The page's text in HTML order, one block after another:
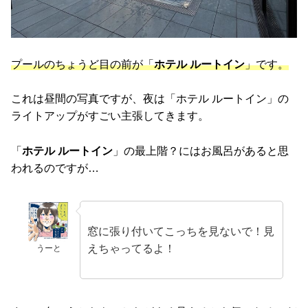
プールのちょうど目の前が「ホテル ルートイン」です。
これは昼間の写真ですが、夜は「ホテル ルートイン」の
ライトアップがすごい主張してきます。
「 ホテル ルートイン 」の最上階？にはお風呂があると思
われるのですが…
うーと
窓に張り付いてこっちを見ないで！見
えちゃってるよ！